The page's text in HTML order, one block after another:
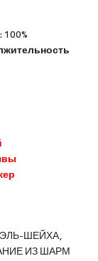
ШЕЙХА,
ИЗ ШАРМ